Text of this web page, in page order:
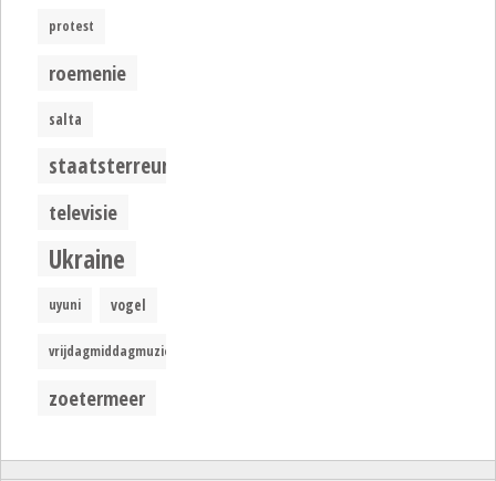
protest
roemenie
salta
staatsterreur
televisie
Ukraine
uyuni vogel
vrijdagmiddagmuziek
zoetermeer